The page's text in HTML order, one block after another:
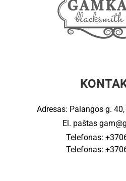
Adresas: Palangos g.
El. paštas
Telefonas:
Telefonas: